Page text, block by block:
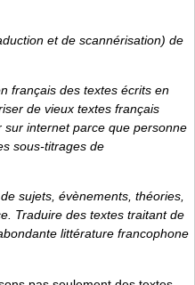
et de scannérisation) de
français des textes écrits en
de vieux textes français
sur internet parce que personne
sous-titrages de
sujets, évènements, théories,
Traduire des textes traitant de
littérature francophone